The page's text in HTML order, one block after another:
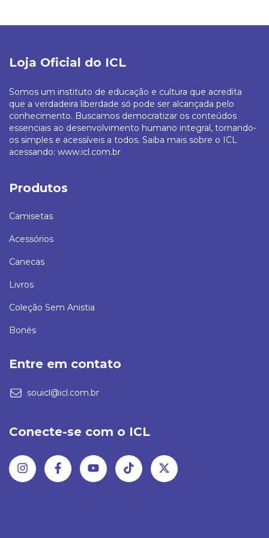
Loja Oficial do ICL
Somos um instituto de educação e cultura que acredita
que a verdadeira liberdade só pode ser alcançada pelo
conhecimento. Buscamos democratizar os conteúdos
essenciais ao desenvolvimento humano integral, tornando-
os simples e acessíveis a todos. Saiba mais sobre o ICL
acessando: www.icl.com.br
Produtos
Camisetas
Acessórios
Canecas
Livros
Coleção Sem Anistia
Bonés
Entre em contato
souicl@icl.com.br
Conecte-se com o ICL